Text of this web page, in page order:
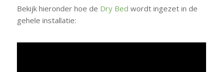
Bekijk hieronder hoe de Dry Bed wordt ingezet in de
gehele installatie: